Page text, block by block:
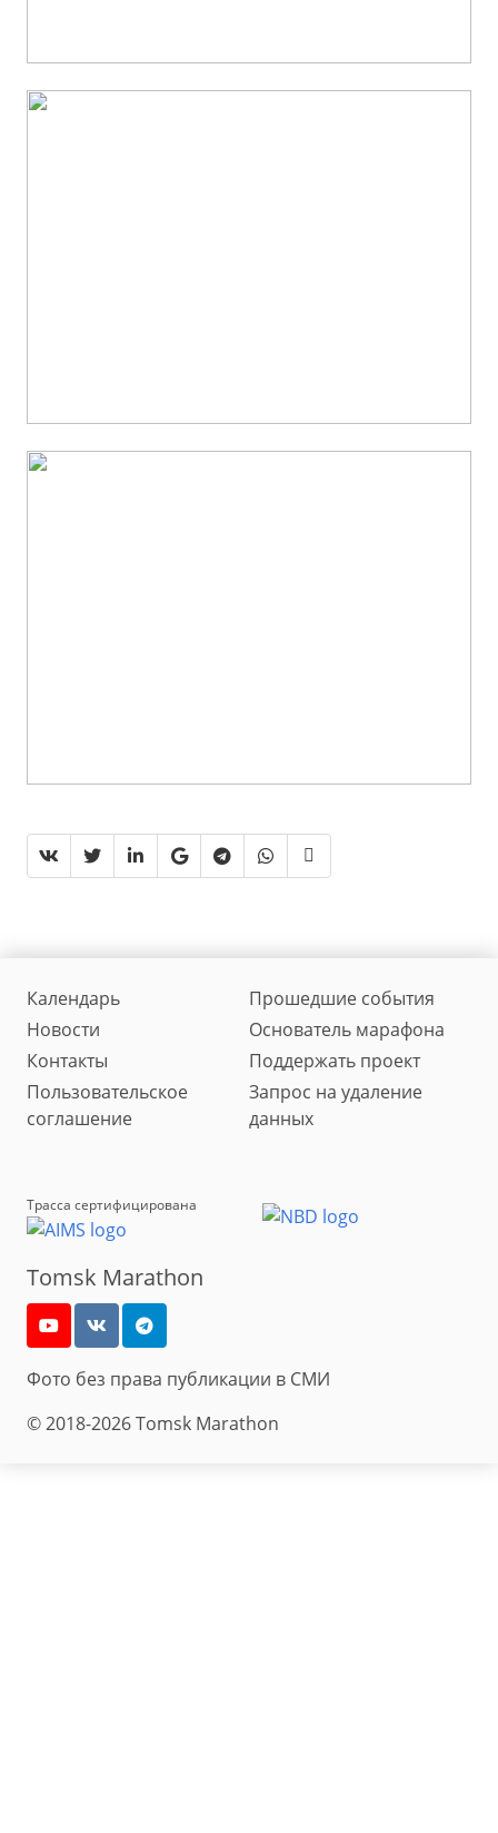
Календарь
Прошедшие события
Новости
Основатель марафона
Контакты
Поддержать проект
Пользовательское
соглашение
Запрос на удаление
данных
Трасса сертифицирована
Tomsk Marathon
Фото без права публикации в СМИ
© 2018-2026 Tomsk Marathon